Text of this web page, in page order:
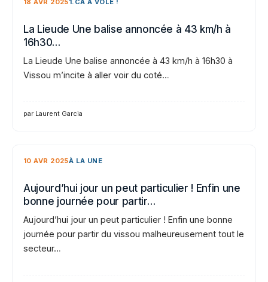
18 AVR 20251.CA A VOLÉ !
La Lieude Une balise annoncée à 43 km/h à
16h30…
La Lieude Une balise annoncée à 43 km/h à 16h30 à
Vissou m’incite à aller voir du coté…
par Laurent Garcia
10 AVR 2025À LA UNE
Aujourd’hui jour un peut particulier ! Enfin une
bonne journée pour partir…
Aujourd’hui jour un peut particulier ! Enfin une bonne
journée pour partir du vissou malheureusement tout le
secteur…